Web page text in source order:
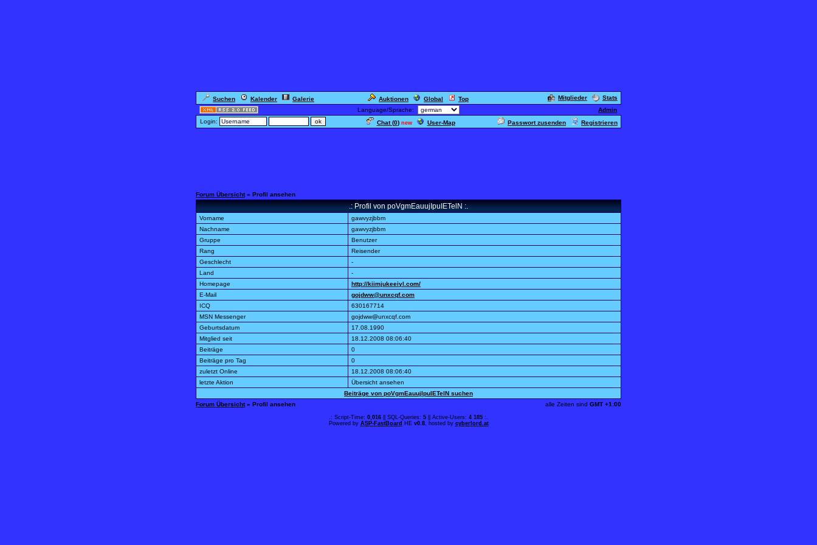
Suchen Kalender Galerie Auktionen Global Top Mitglieder
Stats
Language/Sprache:
Admin
Login:
Chat (0) new User-Map Passwort zusenden Registrieren
Forum Übersicht» Profil ansehen
.: Profil von poVgmEauujIpuIETelN :.
Vorname
gawvyzjbbm
Nachname
gawvyzjbbm
Gruppe
Benutzer
Rang
Reisender
Geschlecht
-
Land
-
Homepage
http://kiimjukeeiyl.com/
E-Mail
gojdww@unxcqf.com
ICQ
630167714
MSN Messenger
gojdww@unxcqf.com
Geburtsdatum
17.08.1990
Mitglied seit
18.12.2008 08:06:40
Beiträge
0
Beiträge pro Tag
0
zuletzt Online
18.12.2008 08:06:40
letzte Aktion
Übersicht ansehen
Beiträge von poVgmEauujIpuIETelN suchen
Forum Übersicht» Profil ansehen alle Zeiten sind GMT +1:00
.: Script-Time: 0,016 || SQL-Queries: 5 || Active-Users: 4 185 :.
Powered by ASP-FastBoard HE v0.8, hosted by cyberlord.at